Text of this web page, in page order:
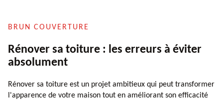
BRUN COUVERTURE
Rénover sa toiture : les erreurs à éviter
absolument
Rénover sa toiture est un projet ambitieux qui peut transformer
l'apparence de votre maison tout en améliorant son efficacité